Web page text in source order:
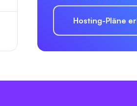
Hosting-Pläne